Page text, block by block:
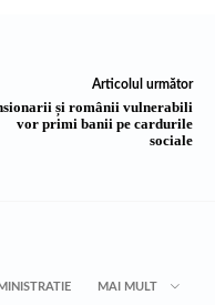
Articolul următor
și românii vulnerabili
vor primi banii pe cardurile
sociale
MAI MULT